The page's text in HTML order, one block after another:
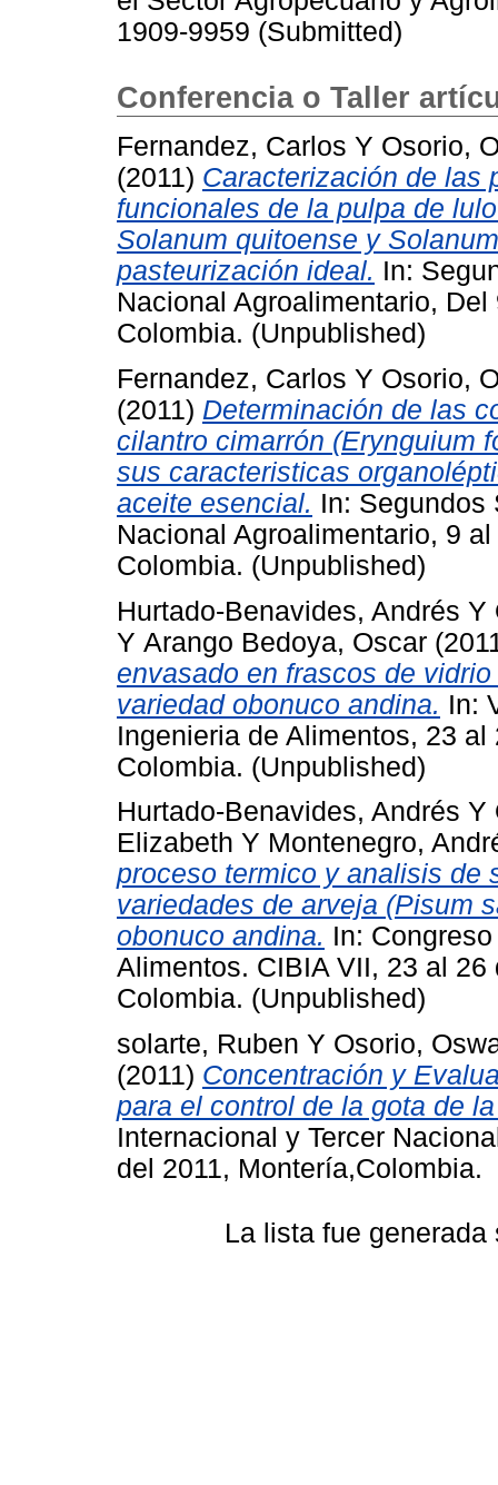
1909-9959 (Submitted)
Conferencia o Taller
Fernandez, Carlos Y Osorio,
(2011) Caracterización de las
funcionales de la pulpa de
Solanum quitoense y
pasteurización ideal. In:
Nacional Agroalimentario,
Colombia. (Unpublished)
Fernandez, Carlos Y Osorio,
(2011) Determinación de las
cilantro cimarrón (Erynguium
sus caracteristicas
aceite esencial. In: Segundos
Nacional Agroalimentario, 9
Colombia. (Unpublished)
Hurtado-Benavides, Andrés Y
Y Arango Bedoya, Oscar
envasado en frascos de
variedad obonuco andina. In:
Ingenieria de Alimentos, 23
Colombia. (Unpublished)
Hurtado-Benavides, Andrés Y
Elizabeth Y Montenegro,
proceso termico y analisis de
variedades de arveja (Pisum
obonuco andina. In:
Alimentos. CIBIA VII, 23 al
Colombia. (Unpublished)
solarte, Ruben Y Osorio,
(2011) Concentración y
para el control de la gota de
Internacional y Tercer
del 2011, Montería,Colombia.
La lista fue